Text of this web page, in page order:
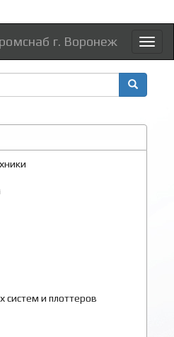
г. Воронеж
систем и плоттеров